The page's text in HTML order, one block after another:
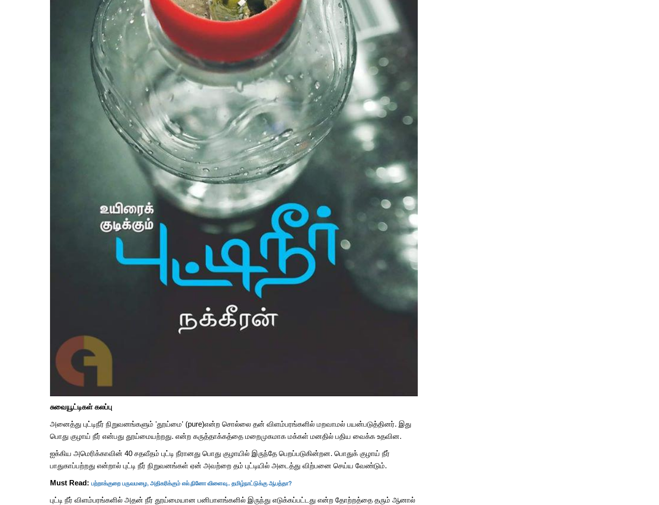
சுவையூட்டிகள் கலப்பு
அனைத்து புட்டிநீர் நிறுவனங்களும் 'தூய்மை' (pure)என்ற சொல்லை தன் விளம்பரங்களில் மறவாமல் பயன்படுத்தினர். இது
பொது குழாய் நீர் என்பது தூய்மையற்றது. என்ற கருத்தாக்கத்தை மறைமுகமாக மக்கள் மனதில் பதிய வைக்க உதவின.
ஐக்கிய அமெரிக்காவின் 40 சதவீதம் புட்டி நீரானது பொது குழாயில் இருந்தே பெறப்படுகின்றன. பொதுக் குழாய் நீர்
பாதுகாப்பற்றது என்றால் புட்டி நீர் நிறுவனங்கள் ஏன் அவற்றை தம் புட்டியில் அடைத்து விற்பனை செய்ய வேண்டும்.
Must Read: பற்றாக்குறை பருவமழை, அதிகரிக்கும் எல்.நினோ விளைவு.. தமிழ்நாட்டுக்கு ஆபத்தா?
புட்டி நீர் விளம்பரங்களில் அதன் நீர் தூய்மையான பனிபாளங்களில் இருந்து எடுக்கப்பட்டது என்ற தோற்றத்தை தரும் ஆனால்